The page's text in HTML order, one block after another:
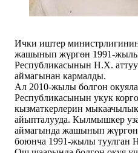
Ички иштер
жашынып жүргөн 1991-
Республикасынын Н.Х.
аймагынан кармалды.
Ал 2010-жылы болгон
Республикасынын укук
кызматкерлерин
айыпталууда. Кылмышкер
аймагында жашынып
боюнча 1991-жылы туулган